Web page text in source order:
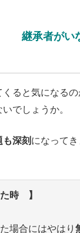
継承者がい
ると気になるの
でしょうか。
深刻 になって
時 】
場合にはやはり